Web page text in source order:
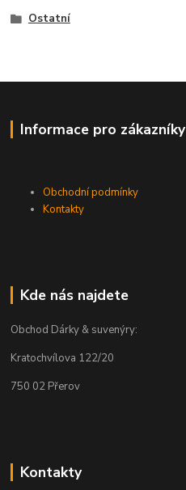
Ostatní
Informace pro zákazníky
Obchodní podmínky
Kontakty
Kde nás najdete
Obchod Dárky & suvenýry:
Kratochvílova 122/20
750 02 Přerov
Kontakty